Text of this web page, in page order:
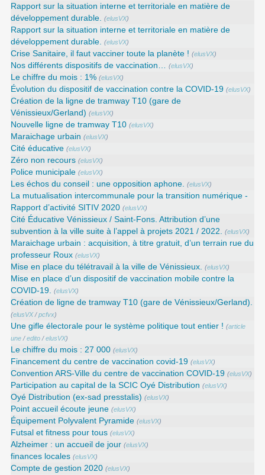
Rapport sur la situation interne et territoriale en matière de
développement durable. (elusVX)
Rapport sur la situation interne et territoriale en matière de
développement durable. (elusVX)
Crise Sanitaire, il faut vacciner toute la planète ! (elusVX)
Nos différents dispositifs de vaccination… (elusVX)
Le chiffre du mois : 1% (elusVX)
Évolution du dispositif de vaccination contre la COVID-19 (elusVX)
Création de la ligne de tramway T10 (gare de
Vénissieux/Gerland) (elusVX)
Nouvelle ligne de tramway T10 (elusVX)
Maraichage urbain (elusVX)
Cité éducative (elusVX)
Zéro non recours (elusVX)
Police municipale (elusVX)
Les échos du conseil : une opposition aphone. (elusVX)
La mutualisation intercommunale pour la transition numérique -
Rapport d’activité SITIV 2020 (elusVX)
Cité Éducative Vénissieux / Saint-Fons. Attribution d’une
subvention à la ville suite à l’appel à projets 2021 / 2022. (elusVX)
Maraichage urbain : acquisition, à titre gratuit, d’un terrain rue du
professeur Roux (elusVX)
Mise en place du télétravail à la ville de Vénissieux. (elusVX)
Mise en place d’un dispositif de vaccination mobile contre la
COVID-19. (elusVX)
Création de ligne de tramway T10 (gare de Vénissieux/Gerland).
(elusVX/pcfvx)
Une gifle électorale pour le système politique tout entier ! (article
une /edito /elusVX)
Le chiffre du mois : 27 000 (elusVX)
Financement du centre de vaccination covid-19 (elusVX)
Convention ARS‑Ville du centre de vaccination COVID‑19 (elusVX)
Participation au capital de la SCIC Oyé Distribution (elusVX)
Oyé Distribution (ex-sad presstalis) (elusVX)
Point accueil écoute jeune (elusVX)
Équipement Polyvalent Pyramide (elusVX)
Futsal et fitness pour tous (elusVX)
Alzheimer : un accueil de jour (elusVX)
finances locales (elusVX)
Compte de gestion 2020 (elusVX)